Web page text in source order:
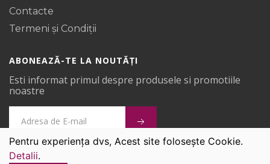
Contacte
Termeni și Condiții
ABONEAZĂ-TE LA NOUTĂȚI
Esti informat primul despre produsele si promotiile
noastre
Pentru experiența dvs, Acest site folosește Cookie.
Detalii.